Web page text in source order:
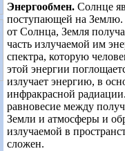
Энергообмен. Солнце
поступающей на Землю.
от Солнца, Земля
часть излучаемой им
спектра, которую
этой энергии
излучает энергию, в
инфракрасной
равновесие между
Земли и атмосферы и
излучаемой в
сложен.